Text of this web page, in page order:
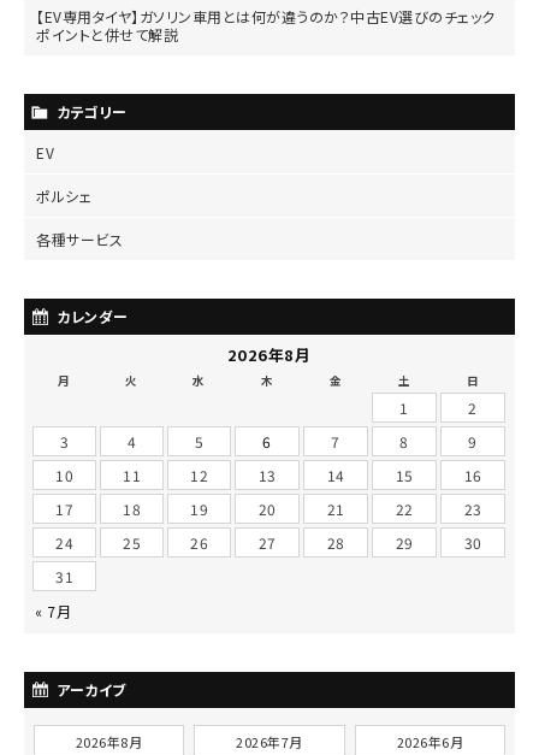
【EV専用タイヤ】ガソリン車用とは何が違うのか？中古EV選びのチェック
ポイントと併せて解説
カテゴリー
EV
ポルシェ
各種サービス
カレンダー
2026年8月
月 火 水 木 金 土 日
1
2
3
4 5 6 7 8
9
10
11 12 13 14 15
16
17
18 19 20 21 22
23
24
25 26 27 28 29
30
31
« 7月
アーカイブ
2026年8月 2026年7月 2026年6月